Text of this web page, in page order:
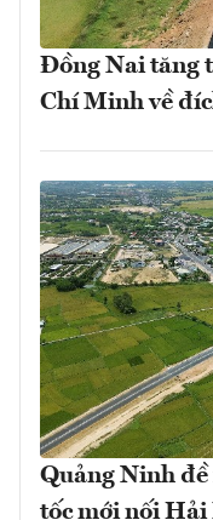
Đồng Nai tăng
Chí Minh về
Quảng Ninh đề
tốc mới nối Hải